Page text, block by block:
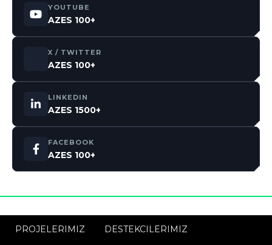
YOUTUBE
AZES 100+
X / TWITTER
AZES 100+
LINKEDIN
AZES 1500+
FACEBOOK
AZES 100+
PROJELERIMIZ
DESTEKCILERIMIZ